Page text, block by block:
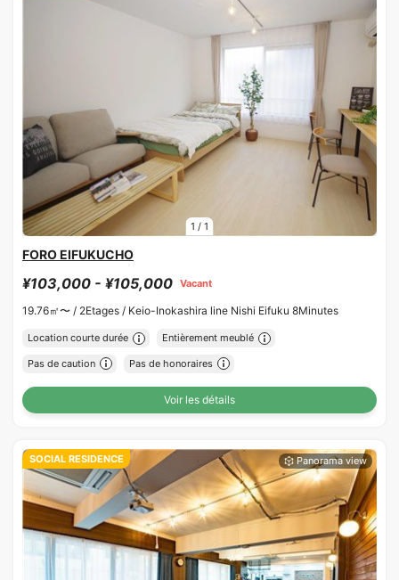
1 / 1
FORO EIFUKUCHO
¥103,000 - ¥105,000 Vacant
19.76㎡〜 / 2Etages / Keio-Inokashira line Nishi Eifuku 8Minutes
Location courte durée Entièrement meublé
Pas de caution Pas de honoraires
Voir les détails
SOCIAL RESIDENCE